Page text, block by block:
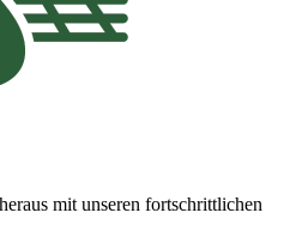
mit unseren fortschrittlichen